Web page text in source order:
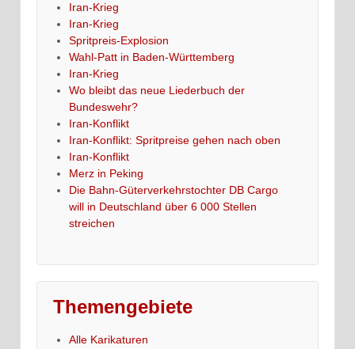
Iran-Krieg
Iran-Krieg
Spritpreis-Explosion
Wahl-Patt in Baden-Württemberg
Iran-Krieg
Wo bleibt das neue Liederbuch der
Bundeswehr?
Iran-Konflikt
Iran-Konflikt: Spritpreise gehen nach oben
Iran-Konflikt
Merz in Peking
Die Bahn-Güterverkehrstochter DB Cargo
will in Deutschland über 6 000 Stellen
streichen
Themengebiete
Alle Karikaturen